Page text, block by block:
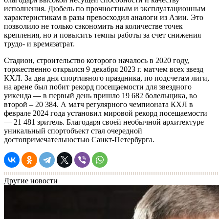
исполнения. Дюбель по прочностным и эксплуатационным
характеристикам в разы превосходил аналоги из Азии. Это
позволило не только сэкономить на количестве точек
крепления, но и повысить темпы работы за счет снижения
трудо- и времязатрат.
Стадион, строительство которого началось в 2020 году,
торжественно открылся 9 декабря 2023 г. матчем всех звезд
КХЛ. За два дня спортивного праздника, по подсчетам лиги,
на арене был побит рекорд посещаемости для звездного
уикенда — в первый день пришло 19 682 болельщика, во
второй – 20 384. А матч регулярного чемпионата КХЛ в
феврале 2024 года установил мировой рекорд посещаемости
— 21 481 зритель. Благодаря своей необычной архитектуре
уникальный спортобъект стал очередной
достопримечательностью Санкт-Петербурга.
Другие новости